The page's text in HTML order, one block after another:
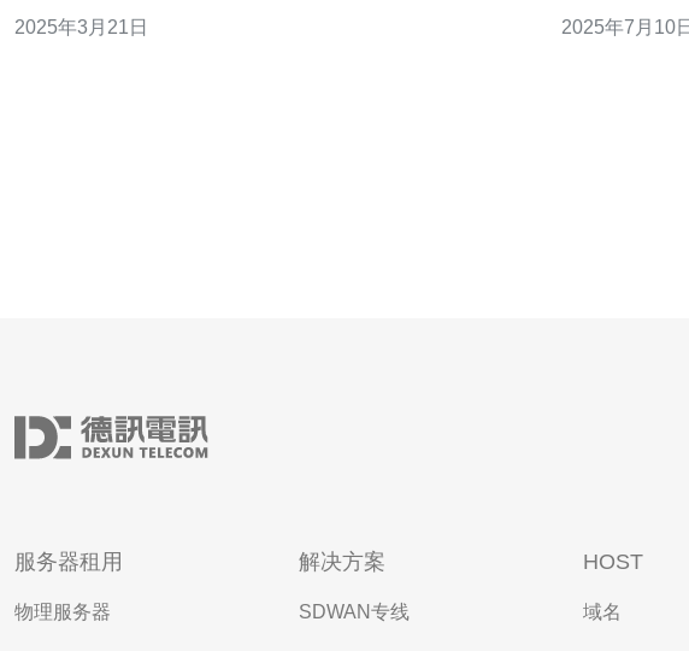
2025年3月21日
务是指将多个
2025年7月10日
服务器租用
物理服务器
解决方案
SDWAN专线
HOST
域名